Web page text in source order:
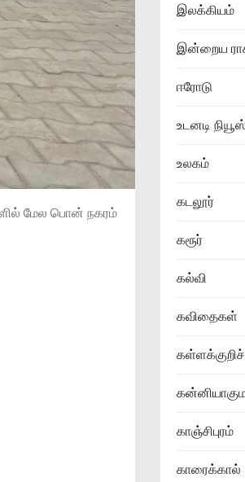
மேல பொன் நகரம்
இலக்கியம்
இன்றைய
ஈரோடு
உடனடி
உலகம்
கடலூர்
கரூர்
கல்வி
கவிதைகள்
காஞ்சிபுரம்
காரைக்கால்